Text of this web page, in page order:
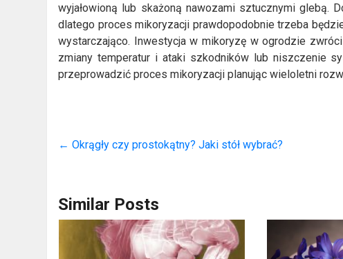
wyjałowioną lub skażoną nawozami sztucznymi glebą.
dlatego proces mikoryzacji prawdopodobnie trzeba
wystarczająco. Inwestycja w mikoryzę w ogrodzie
zmiany temperatur i ataki szkodników lub niszczenie
przeprowadzić proces mikoryzacji planując wieloletni
← Okrągły czy prostokątny? Jaki stół wybrać?
Similar Posts